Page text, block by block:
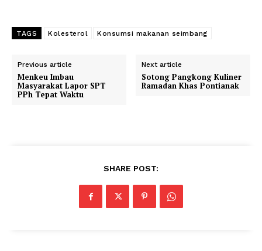
TAGS Kolesterol Konsumsi makanan seimbang
Previous article
Menkeu Imbau
Masyarakat Lapor SPT
PPh Tepat Waktu
Next article
Sotong Pangkong Kuliner
Ramadan Khas Pontianak
SHARE POST: